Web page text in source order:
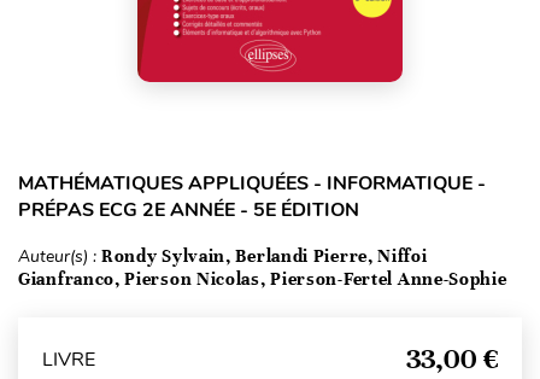
MATHÉMATIQUES APPLIQUÉES - INFORMATIQUE -
PRÉPAS ECG 2E ANNÉE - 5E ÉDITION
Auteur(s) : Rondy Sylvain, Berlandi Pierre, Niffoi
Gianfranco, Pierson Nicolas, Pierson-Fertel Anne-Sophie
LIVRE 33,00 €